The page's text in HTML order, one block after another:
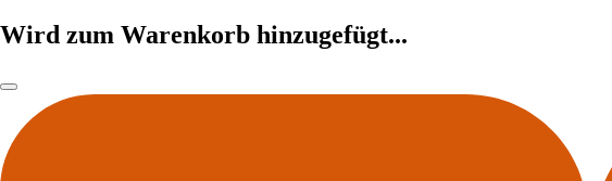
Wird zum Warenkorb hinzugefügt...